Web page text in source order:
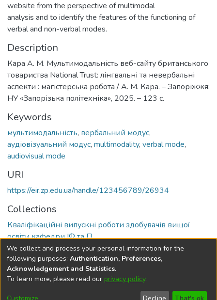
website from the perspective of multimodal
analysis and to identify the features of the functioning of
verbal and non-verbal modes.
Description
Кара А. М. Мультимодальність веб-сайту британського
товариства National Trust: лінгвальні та невербальні
аспекти : магістерська робота / А. М. Кара. – Запоріжжя:
НУ «Запорізька політехніка», 2025. – 123 с.
Keywords
мультимодальність, вербальний модус,
аудіовізуальний модус, multimodality, verbal mode,
audiovisual mode
URI
https://eir.zp.edu.ua/handle/123456789/26934
Collections
Кваліфікаційні випускні роботи здобувачів вищої
освіти кафедри ІФ та П
Full item page
DSpace softwarecopyright © 2002-2026
Cookie End User Send
We collect and process your personal information for the
following purposes: Authentication, Preferences,
Acknowledgement and Statistics.
To learn more, please read our privacy policy.